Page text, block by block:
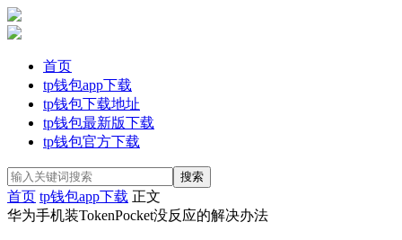
首页
tp钱包app下载
tp钱包下载地址
tp钱包最新版下载
tp钱包官方下载
首页 tp钱包app下载 正文
华为手机装TokenPocket没反应的解决办法